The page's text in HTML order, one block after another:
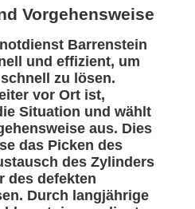
Vorgehensweise
Barrenstein
und effizient, um
zu lösen.
vor Ort ist,
Situation und wählt
aus. Dies
das Picken des
des Zylinders
des defekten
Durch langjährige